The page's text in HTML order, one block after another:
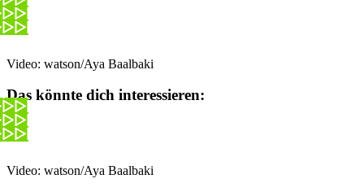
Video: watson/Aya Baalbaki
Das könnte dich interessieren:
Video: watson/Aya Baalbaki